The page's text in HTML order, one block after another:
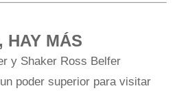
HAY MÁS
y Shaker Ross Belfer
poder superior para visitar